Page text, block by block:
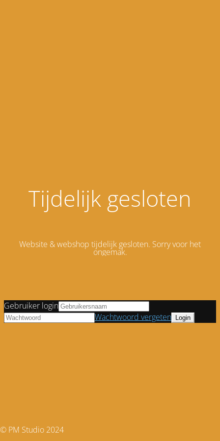
Tijdelijk gesloten
Website & webshop tijdelijk gesloten. Sorry voor het
ongemak.
© PM Studio 2024
Gebruiker login
Wachtwoord vergeten